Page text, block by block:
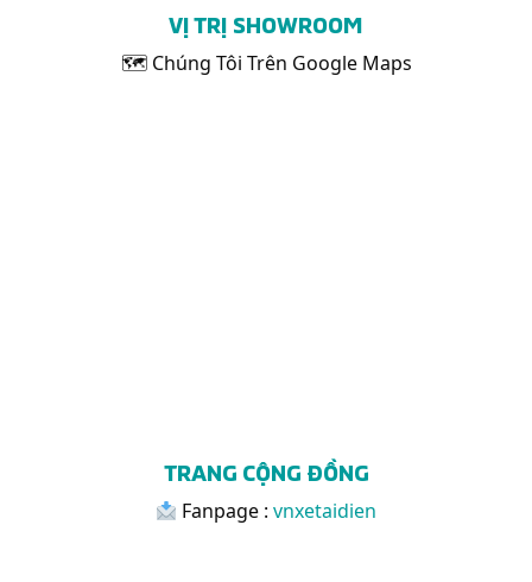
VỊ TRỊ SHOWROOM
🗺 Chúng Tôi Trên Google Maps
TRANG CỘNG ĐỒNG
Fanpage :vnxetaidien